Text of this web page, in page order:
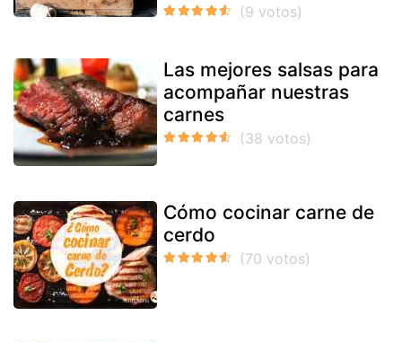
Las mejores salsas para
acompañar nuestras
carnes
Cómo cocinar carne de
cerdo